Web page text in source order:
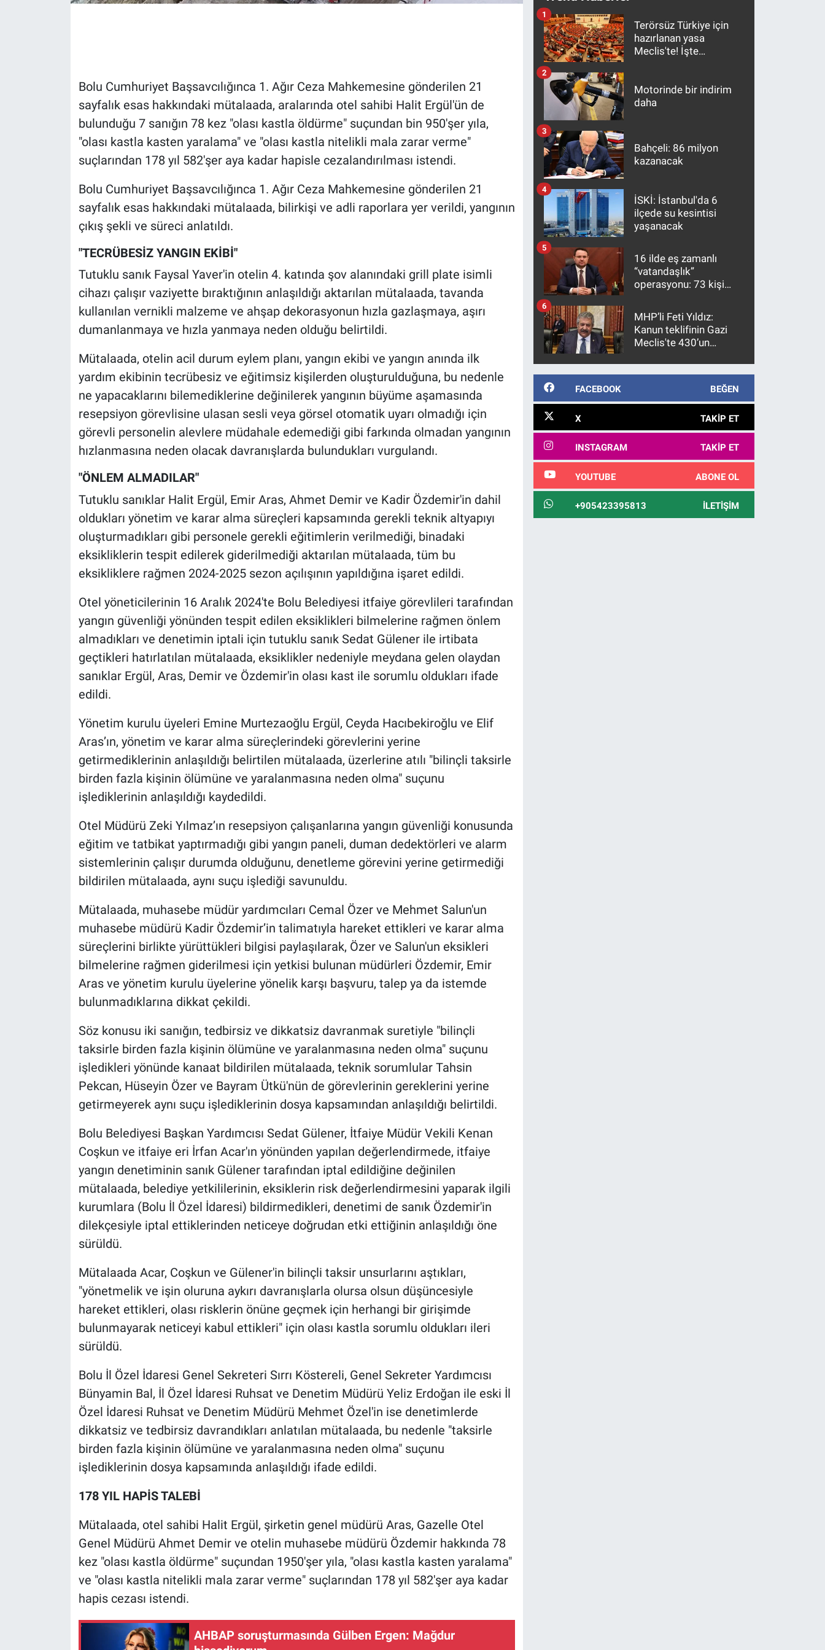
Bolu Cumhuriyet Başsavcılığınca 1. Ağır Ceza Mahkemesine gönderilen 21
sayfalık esas hakkındaki mütalaada, aralarında otel sahibi Halit Ergül'ün de
bulunduğu 7 sanığın 78 kez "olası kastla öldürme" suçundan bin 950'şer yıla,
"olası kastla kasten yaralama" ve "olası kastla nitelikli mala zarar verme"
suçlarından 178 yıl 582'şer aya kadar hapisle cezalandırılması istendi.
Bolu Cumhuriyet Başsavcılığınca 1. Ağır Ceza Mahkemesine gönderilen 21
sayfalık esas hakkındaki mütalaada, bilirkişi ve adli raporlara yer verildi, yangının
çıkış şekli ve süreci anlatıldı.
"TECRÜBESİZ YANGIN EKİBİ"
Tutuklu sanık Faysal Yaver'in otelin 4. katında şov alanındaki grill plate isimli
cihazı çalışır vaziyette bıraktığının anlaşıldığı aktarılan mütalaada, tavanda
kullanılan vernikli malzeme ve ahşap dekorasyonun hızla gazlaşmaya, aşırı
dumanlanmaya ve hızla yanmaya neden olduğu belirtildi.
Mütalaada, otelin acil durum eylem planı, yangın ekibi ve yangın anında ilk
yardım ekibinin tecrübesiz ve eğitimsiz kişilerden oluşturulduğuna, bu nedenle
ne yapacaklarını bilemediklerine değinilerek yangının büyüme aşamasında
resepsiyon görevlisine ulasan sesli veya görsel otomatik uyarı olmadığı için
görevli personelin alevlere müdahale edemediği gibi farkında olmadan yangının
hızlanmasına neden olacak davranışlarda bulundukları vurgulandı.
"ÖNLEM ALMADILAR"
Tutuklu sanıklar Halit Ergül, Emir Aras, Ahmet Demir ve Kadir Özdemir'in dahil
oldukları yönetim ve karar alma süreçleri kapsamında gerekli teknik altyapıyı
oluşturmadıkları gibi personele gerekli eğitimlerin verilmediği, binadaki
eksikliklerin tespit edilerek giderilmediği aktarılan mütalaada, tüm bu
eksikliklere rağmen 2024-2025 sezon açılışının yapıldığına işaret edildi.
Otel yöneticilerinin 16 Aralık 2024'te Bolu Belediyesi itfaiye görevlileri tarafından
yangın güvenliği yönünden tespit edilen eksiklikleri bilmelerine rağmen önlem
almadıkları ve denetimin iptali için tutuklu sanık Sedat Gülener ile irtibata
geçtikleri hatırlatılan mütalaada, eksiklikler nedeniyle meydana gelen olaydan
sanıklar Ergül, Aras, Demir ve Özdemir'in olası kast ile sorumlu oldukları ifade
edildi.
Yönetim kurulu üyeleri Emine Murtezaoğlu Ergül, Ceyda Hacıbekiroğlu ve Elif
Aras’ın, yönetim ve karar alma süreçlerindeki görevlerini yerine
getirmediklerinin anlaşıldığı belirtilen mütalaada, üzerlerine atılı "bilinçli taksirle
birden fazla kişinin ölümüne ve yaralanmasına neden olma" suçunu
işlediklerinin anlaşıldığı kaydedildi.
Otel Müdürü Zeki Yılmaz’ın resepsiyon çalışanlarına yangın güvenliği konusunda
eğitim ve tatbikat yaptırmadığı gibi yangın paneli, duman dedektörleri ve alarm
sistemlerinin çalışır durumda olduğunu, denetleme görevini yerine getirmediği
bildirilen mütalaada, aynı suçu işlediği savunuldu.
Mütalaada, muhasebe müdür yardımcıları Cemal Özer ve Mehmet Salun'un
muhasebe müdürü Kadir Özdemir’in talimatıyla hareket ettikleri ve karar alma
süreçlerini birlikte yürüttükleri bilgisi paylaşılarak, Özer ve Salun'un eksikleri
bilmelerine rağmen giderilmesi için yetkisi bulunan müdürleri Özdemir, Emir
Aras ve yönetim kurulu üyelerine yönelik karşı başvuru, talep ya da istemde
bulunmadıklarına dikkat çekildi.
Söz konusu iki sanığın, tedbirsiz ve dikkatsiz davranmak suretiyle "bilinçli
taksirle birden fazla kişinin ölümüne ve yaralanmasına neden olma" suçunu
işledikleri yönünde kanaat bildirilen mütalaada, teknik sorumlular Tahsin
Pekcan, Hüseyin Özer ve Bayram Ütkü'nün de görevlerinin gereklerini yerine
getirmeyerek aynı suçu işlediklerinin dosya kapsamından anlaşıldığı belirtildi.
Bolu Belediyesi Başkan Yardımcısı Sedat Gülener, İtfaiye Müdür Vekili Kenan
Coşkun ve itfaiye eri İrfan Acar'ın yönünden yapılan değerlendirmede, itfaiye
yangın denetiminin sanık Gülener tarafından iptal edildiğine değinilen
mütalaada, belediye yetkililerinin, eksiklerin risk değerlendirmesini yaparak ilgili
kurumlara (Bolu İl Özel İdaresi) bildirmedikleri, denetimi de sanık Özdemir'in
dilekçesiyle iptal ettiklerinden neticeye doğrudan etki ettiğinin anlaşıldığı öne
sürüldü.
Mütalaada Acar, Coşkun ve Gülener'in bilinçli taksir unsurlarını aştıkları,
"yönetmelik ve işin oluruna aykırı davranışlarla olursa olsun düşüncesiyle
hareket ettikleri, olası risklerin önüne geçmek için herhangi bir girişimde
bulunmayarak neticeyi kabul ettikleri" için olası kastla sorumlu oldukları ileri
sürüldü.
Bolu İl Özel İdaresi Genel Sekreteri Sırrı Köstereli, Genel Sekreter Yardımcısı
Bünyamin Bal, İl Özel İdaresi Ruhsat ve Denetim Müdürü Yeliz Erdoğan ile eski İl
Özel İdaresi Ruhsat ve Denetim Müdürü Mehmet Özel'in ise denetimlerde
dikkatsiz ve tedbirsiz davrandıkları anlatılan mütalaada, bu nedenle "taksirle
birden fazla kişinin ölümüne ve yaralanmasına neden olma" suçunu
işlediklerinin dosya kapsamında anlaşıldığı ifade edildi.
178 YIL HAPİS TALEBİ
Mütalaada, otel sahibi Halit Ergül, şirketin genel müdürü Aras, Gazelle Otel
Genel Müdürü Ahmet Demir ve otelin muhasebe müdürü Özdemir hakkında 78
kez "olası kastla öldürme" suçundan 1950'şer yıla, "olası kastla kasten yaralama"
ve "olası kastla nitelikli mala zarar verme" suçlarından 178 yıl 582'şer aya kadar
hapis cezası istendi.
AHBAP soruşturmasında Gülben Ergen: Mağdur
Terörsüz Türkiye için
hazırlanan yasa
Meclis'te! İşte
1
Motorinde bir indirim
daha
2
Bahçeli: 86 milyon
kazanacak
3
İSKİ: İstanbul'da 6
ilçede su kesintisi
yaşanacak
4
16 ilde eş zamanlı
“vatandaşlık”
operasyonu: 73 kişi
5
MHP’li Feti Yıldız:
Kanun teklifinin Gazi
Meclis'te 430’un
kanunlaşacağı
6
FACEBOOK BEĞEN
X TAKIP ET
INSTAGRAM TAKIP ET
YOUTUBE ABONE OL
+905423395813 İLETIŞIM
Koronavirüs
Kültür Sanat
Ne demişti
Teknoloji
Türkiye'nin Gündemi
Yerel Gündem
Yerel Yaşam